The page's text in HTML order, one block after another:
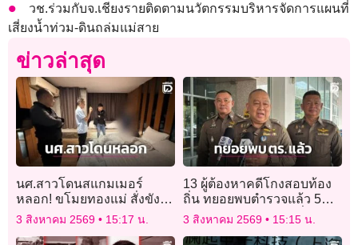
วช.ร่วมกับจ.เชียงรายติดตามนวัตกรรมบริหารจัดการแผนที่
เสี่ยงน้ำท่วม-ดินถล่มแม่สาย
ข่าวล่าสุด
นศ.สาวโดนสแกมเมอร์
หลอก! ขโมยทองแม่ สั่งขังตัว
เองในโรงแรม ใช้ AI เลียน
3 สิงหาคม 2569 15:17 น.
13 ผู้ต้องหาคดีโกงสอบท้อง
ถิ่น ทยอยพบตำรวจแล้ว 5
ราย ส่วน ‘ธีรุตม์’ ขอเลื่อน
3 สิงหาคม 2569 15:15 น.